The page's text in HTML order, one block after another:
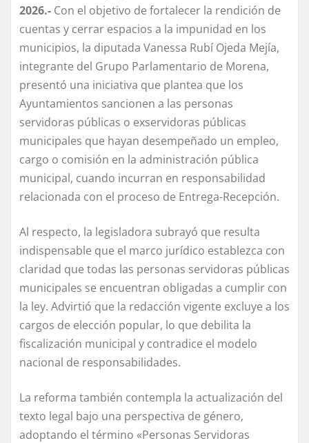
2026.- Con el objetivo de fortalecer la rendición de
cuentas y cerrar espacios a la impunidad en los
municipios, la diputada Vanessa Rubí Ojeda Mejía,
integrante del Grupo Parlamentario de Morena,
presentó una iniciativa que plantea que los
Ayuntamientos sancionen a las personas
servidoras públicas o exservidoras públicas
municipales que hayan desempeñado un empleo,
cargo o comisión en la administración pública
municipal, cuando incurran en responsabilidad
relacionada con el proceso de Entrega-Recepción.
Al respecto, la legisladora subrayó que resulta
indispensable que el marco jurídico establezca con
claridad que todas las personas servidoras públicas
municipales se encuentran obligadas a cumplir con
la ley. Advirtió que la redacción vigente excluye a los
cargos de elección popular, lo que debilita la
fiscalización municipal y contradice el modelo
nacional de responsabilidades.
La reforma también contempla la actualización del
texto legal bajo una perspectiva de género,
adoptando el término «Personas Servidoras